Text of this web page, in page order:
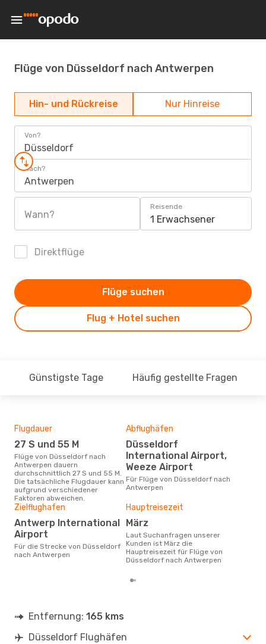
Flüge von Düsseldorf nach Antwerpen
Hin- und Rückreise Nur Hinreise
Von?
Düsseldorf
Nach?
Antwerpen
Wann?
Reisende
1 Erwachsener
Direktflüge
Flug + Hotel suchen
Flüge suchen
Günstigste Tage Häufig gestellte Fragen
Flugdauer
27 S und 55 M
Flüge von Düsseldorf nach
Antwerpen dauern
durchschnittlich 27 S und 55 M.
Die tatsächliche Flugdauer kann
aufgrund verschiedener
Faktoren abweichen.
Abflughäfen
Düsseldorf
International Airport,
Weeze Airport
Für Flüge von Düsseldorf nach
Antwerpen
Zielflughafen
Antwerp International
Airport
Für die Strecke von Düsseldorf
nach Antwerpen
Hauptreisezeit
März
Laut Suchanfragen unserer
Kunden ist März die
Hauptreisezeit für Flüge von
Düsseldorf nach Antwerpen
Entfernung: 165 kms
Düsseldorf Flughäfen